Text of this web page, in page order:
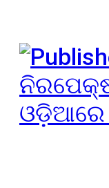
ଓଡ଼ିଆରେ